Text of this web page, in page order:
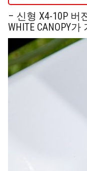
– 신형 X4-10P 버
WHITE CANOPY